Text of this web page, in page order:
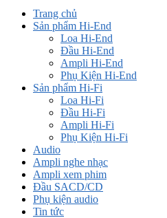
Trang chủ
Sản phẩm Hi-End
Loa Hi-End
Đầu Hi-End
Ampli Hi-End
Phụ Kiện Hi-End
Sản phẩm Hi-Fi
Loa Hi-Fi
Đầu Hi-Fi
Ampli Hi-Fi
Phụ Kiện Hi-Fi
Audio
Ampli nghe nhạc
Ampli xem phim
Đầu SACD/CD
Phụ kiện audio
Tin tức